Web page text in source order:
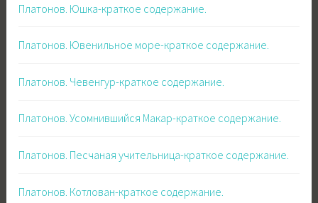
Платонов. Юшка-краткое содержание.
Платонов. Ювенильное море-краткое содержание.
Платонов. Чевенгур-краткое содержание.
Платонов. Усомнившийся Макар-краткое содержание.
Платонов. Песчаная учительница-краткое содержание.
Платонов. Котлован-краткое содержание.